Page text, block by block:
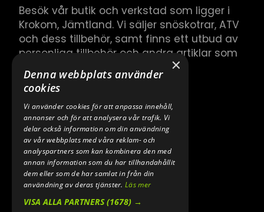
Besök vår butik och verkstad som ligger i
Krokom, Jämtland. Vi säljer snöskotrar, ATV
och dess tillbehör, samt finns ett utbud av
personliga tillbehör och andra artiklar som
hör till.
×
Denna webbplats använder
cookies
Vi använder cookies för att anpassa innehåll,
annonser och för att analysera vår trafik. Vi
delar också information om din användning
av vår webbplats med våra reklam- och
analyspartners som kan kombinera den med
annan information som du har tillhandahållit
dem eller som de har samlat in från din
användning av deras tjänster.Läs mer
VISA ALLA PARTNERS(1678) →